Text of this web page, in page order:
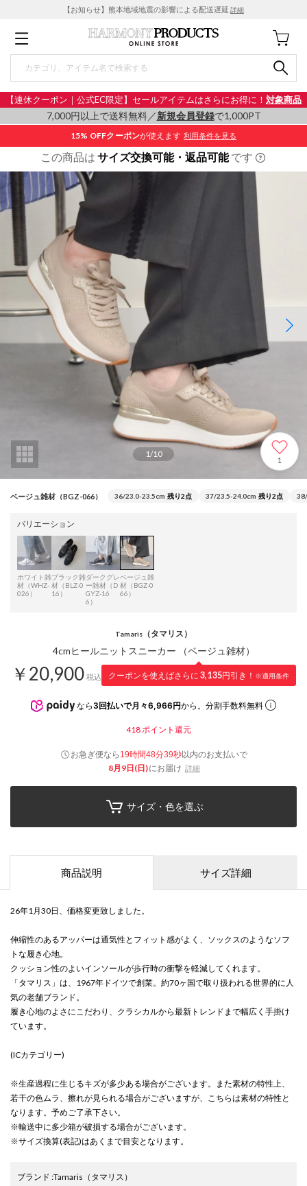
【お知らせ】熊本地域地震の影響による配送遅延 詳細
【連休クーポン｜公式EC限定】セールアイテムはさらにお得に！ 対象商品
7,000円以上で送料無料／新規会員登録で1,000PT
15% OFFクーポンが使えます 利用条件を見る
この商品は サイズ交換可能・返品可能です
1/10
1
ベージュ雑材（BGZ-066） 36/23.0-23.5cm 残り2点 37/23.5-24.0cm 残り2点
バリエーション
ホワイト雑
材（WHZ-
026）
ブラック雑
材（BLZ-0
16）
ダークグレ
ー雑材（D
GYZ-16
6）
ベージュ雑
材（BGZ-0
66）
Tamaris （タマリス）
4cmヒールニットスニーカー （ベージュ雑材）
￥20,900 税込 クーポンを使えばさらに 3,135円引き！ ※適用条件
なら 3回払いで月々6,966円から。分割手数料無料
418 ポイント還元
お急ぎ便なら 19時間48分38秒以内のお支払いで
8月9日(日)にお届け 詳細
サイズ・色を選ぶ
商品説明 サイズ詳細
26年1月30日、価格変更致しました。
伸縮性のあるアッパーは通気性とフィット感がよく、ソックスのようなソフ
トな履き心地。
クッション性のよいインソールが歩行時の衝撃を軽減してくれます。
「タマリス」は、1967年ドイツで創業。約70ヶ国で取り扱われる世界的に人
気の老舗ブランド。
履き心地のよさにこだわり、クラシカルから最新トレンドまで幅広く手掛け
ています。
(ICカテゴリー)
※生産過程に生じるキズが多少ある場合がございます。また素材の特性上、
若干の色ムラ、擦れが見られる場合がございますが、こちらは素材の特性と
なります。予めご了承下さい。
※輸送中に多少箱が破損する場合がございます。
※サイズ換算(表記)はあくまで目安となります。
ブランド :Tamaris （タマリス）